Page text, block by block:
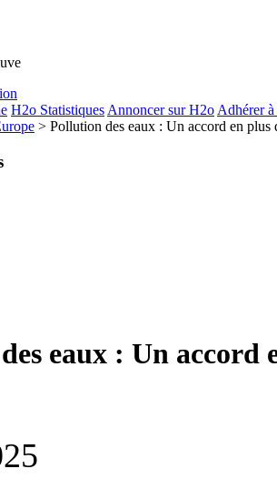
H2o Statistiques Annoncer sur H2o Adhérer
> Pollution des eaux : Un accord en plus
eaux : Un accord